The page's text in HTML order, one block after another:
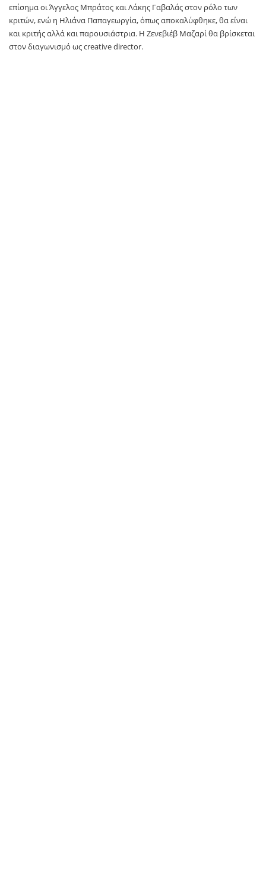
επίσημα οι Άγγελος Μπράτος και Λάκης Γαβαλάς στον ρόλο των
κριτών, ενώ η Ηλιάνα Παπαγεωργία, όπως αποκαλύφθηκε, θα είναι
και κριτής αλλά και παρουσιάστρια. Η Ζενεβιέβ Μαζαρί θα βρίσκεται
στον διαγωνισμό ως creative director.